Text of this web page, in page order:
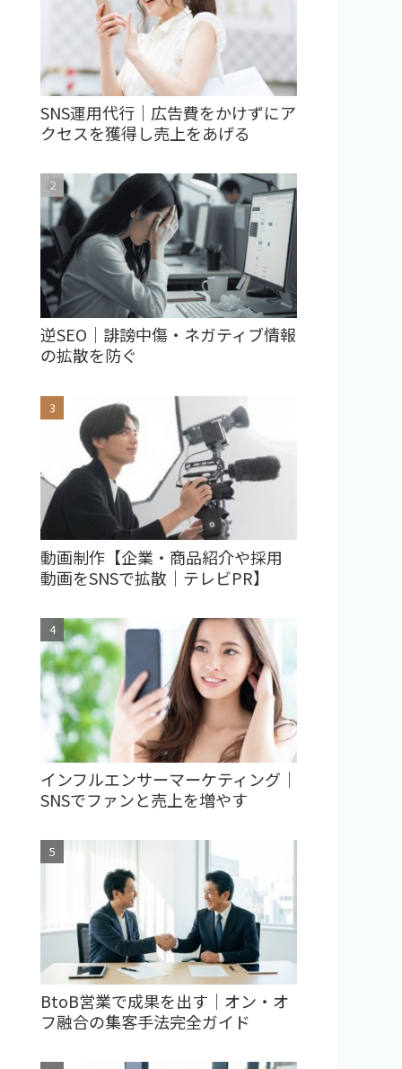
SNS運用代行｜広告費をかけずにア
クセスを獲得し売上をあげる
逆SEO｜誹謗中傷・ネガティブ情報
の拡散を防ぐ
動画制作【企業・商品紹介や採用
動画をSNSで拡散｜テレビPR】
インフルエンサーマーケティング｜
SNSでファンと売上を増やす
BtoB営業で成果を出す｜オン・オ
フ融合の集客手法完全ガイド